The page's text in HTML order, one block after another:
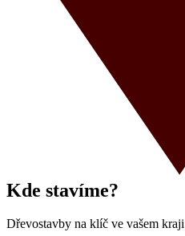
Kde stavíme?
Dřevostavby na klíč ve vašem kraji